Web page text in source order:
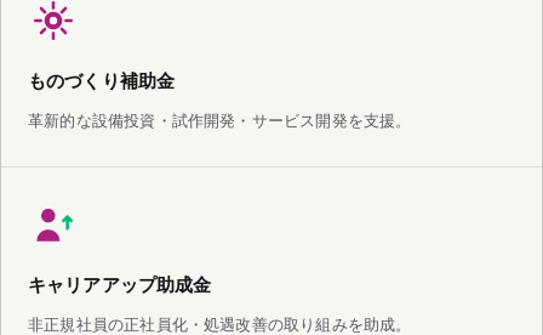
ものづくり補助金
革新的な設備投資・試作開発・サービス開発を支援。
キャリアアップ助成金
非正規社員の正社員化・処遇改善の取り組みを助成。